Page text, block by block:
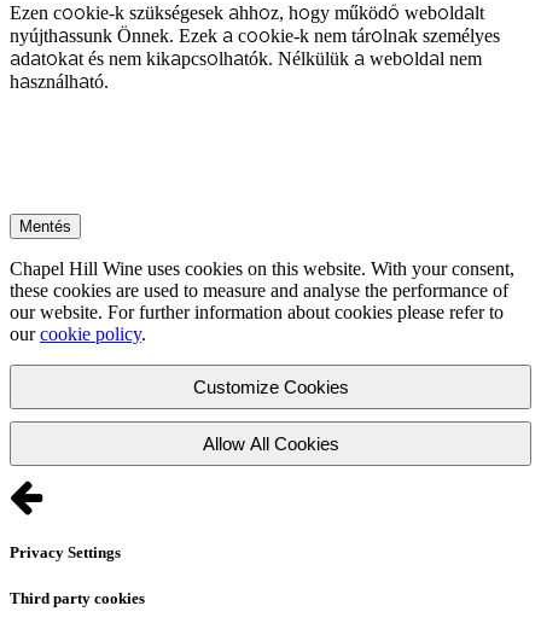
Ezen cookie-k szükségesek ahhoz, hogy működő weboldalt
nyújthassunk Önnek. Ezek a cookie-k nem tárolnak személyes
adatokat és nem kikapcsolhatók. Nélkülük a weboldal nem
használható.
Mentés
Chapel Hill Wine uses cookies on this website. With your consent,
these cookies are used to measure and analyse the performance of
our website. For further information about cookies please refer to
ourcookie policy.
Customize Cookies
Allow All Cookies
Privacy Settings
Third party cookies